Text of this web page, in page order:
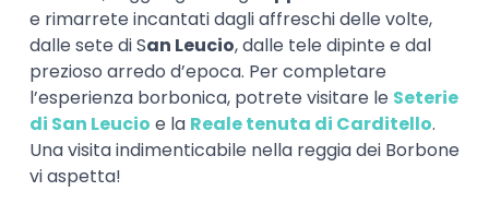
e rimarrete incantati dagli affreschi delle volte,
dalle sete di San Leucio, dalle tele dipinte e dal
prezioso arredo d’epoca. Per completare
l’esperienza borbonica, potrete visitare le Seterie
di San Leucio e la Reale tenuta di Carditello.
Una visita indimenticabile nella reggia dei Borbone
vi aspetta!